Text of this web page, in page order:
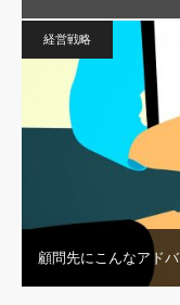
経営戦略
顧問先にこんなアド